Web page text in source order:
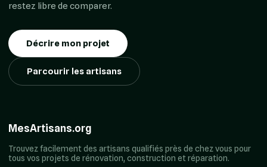
restez libre de comparer.
Décrire mon projet
Parcourir les artisans
MesArtisans.org
Trouvez facilement des artisans qualifiés près de chez vous pour
tous vos projets de rénovation, construction et réparation.